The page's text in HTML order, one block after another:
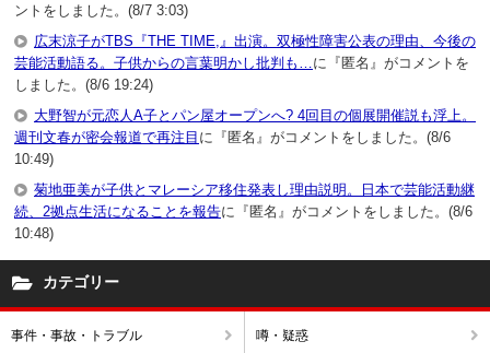
ントをしました。(8/7 3:03)
広末涼子がTBS『THE TIME,』出演。双極性障害公表の理由、今後の
芸能活動語る。子供からの言葉明かし批判も… に『匿名』がコメントを
しました。(8/6 19:24)
大野智が元恋人A子とパン屋オープンへ? 4回目の個展開催説も浮上。
週刊文春が密会報道で再注目 に『匿名』がコメントをしました。(8/6
10:49)
菊地亜美が子供とマレーシア移住発表し理由説明。日本で芸能活動継
続、2拠点生活になることを報告に『匿名』がコメントをしました。(8/6
10:48)
カテゴリー
事件・事故・トラブル 噂・疑惑